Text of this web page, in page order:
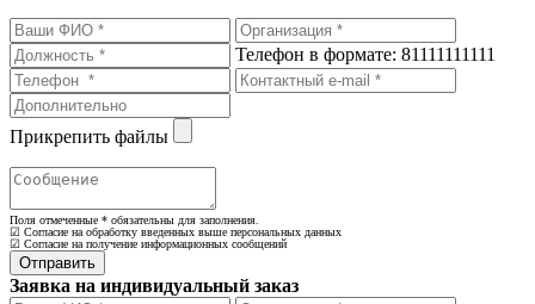
Телефон в формате: 81111111111
Прикрепить файлы
Поля отмеченные * обязательны для заполнения.
☑ Согласие на обработку введенных выше персональных данных
☑ Согласие на получение информационных сообщений
Заявка на индивидуальный заказ